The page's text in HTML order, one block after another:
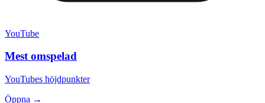
YouTube
Mest omspelad
YouTubes höjdpunkter
Öppna →